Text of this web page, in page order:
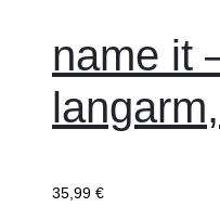
name it
35,99 €